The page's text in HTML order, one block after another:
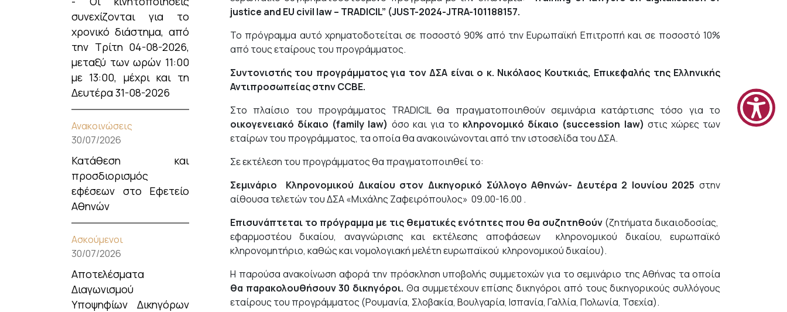
συνεχίζονται για το
χρονικό διάστημα, από
την Τρίτη 04-08-2026,
μεταξύ των ωρών 11:00
με 13:00, μέχρι και τη
Δευτέρα 31-08-2026
Ανακοινώσεις
30/07/2026
Κατάθεση και
προσδιορισμός
εφέσεων στο Εφετείο
Αθηνών
Ασκούμενοι
30/07/2026
Αποτελέσματα
Διαγωνισμού
Υποψηφίων Δικηγόρων
justice and EU civil law – TRADICIL” (JUST-2024-JTRA-101188157.
Το πρόγραμμα αυτό χρηματοδοτείται σε ποσοστό 90% από την Ευρωπαϊκή Επιτροπή και σε ποσοστό 10%
από τους εταίρους του προγράμματος.
Συντονιστής του προγράμματος για τον ΔΣΑ είναι ο κ. Νικόλαος Κουτκιάς, Επικεφαλής της Ελληνικής
Αντιπροσωπείας στην CCBE.
Στο πλαίσιο του προγράμματος TRADICIL θα πραγματοποιηθούν σεμινάρια κατάρτισης τόσο για το
οικογενειακό δίκαιο (family law) όσο και για το κληρονομικό δίκαιο (succession law) στις χώρες των
εταίρων του προγράμματος, τα οποία θα ανακοινώνονται από την ιστοσελίδα του ΔΣΑ.
Σε εκτέλεση του προγράμματος θα πραγματοποιηθεί το:
Σεμινάριο Κληρονομικού Δικαίου στον Δικηγορικό Σύλλογο Αθηνών- Δευτέρα 2 Ιουνίου 2025 στην
αίθουσα τελετών του ΔΣΑ «Μιχάλης Ζαφειρόπουλος» 09.00-16.00 .
Επισυνάπτεται το πρόγραμμα με τις θεματικές ενότητες που θα συζητηθούν (ζητήματα δικαιοδοσίας,
εφαρμοστέου δικαίου, αναγνώρισης και εκτέλεσης αποφάσεων κληρονομικού δικαίου, ευρωπαϊκό
κληρονομητήριο, καθώς και νομολογιακή μελέτη ευρωπαϊκού κληρονομικού δικαίου).
Η παρούσα ανακοίνωση αφορά την πρόσκληση υποβολής συμμετοχών για το σεμινάριο της Αθήνας τα οποία
θα παρακολουθήσουν 30 δικηγόροι. Θα συμμετέχουν επίσης δικηγόροι από τους δικηγορικούς συλλόγους
εταίρους του προγράμματος (Ρουμανία, Σλοβακία, Βουλγαρία, Ισπανία, Γαλλία, Πολωνία, Τσεχία).